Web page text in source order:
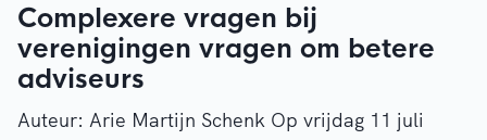
Complexere vragen bij
verenigingen vragen om betere
adviseurs
Auteur: Arie Martijn Schenk Op vrijdag 11 juli